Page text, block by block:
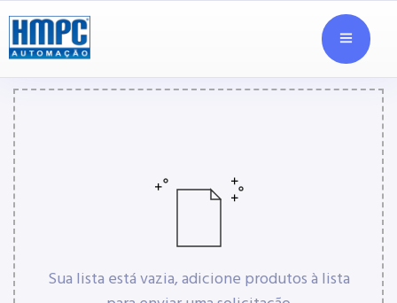
Sua lista está vazia, adicione produtos à lista